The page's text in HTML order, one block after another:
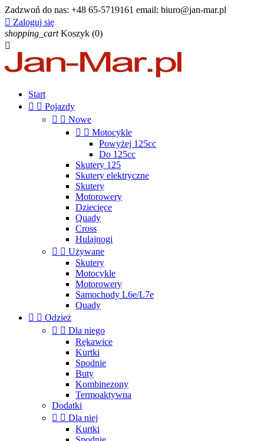
Zadzwoń do nas: +48 65-5719161 email: biuro@jan-mar.pl
 Zaloguj się
shopping_cart Koszyk (0)

Start
  Pojazdy
  Nowe
  Motocykle
Powyżej 125cc
Do 125cc
Skutery 125
Skutery elektryczne
Skutery
Motorowery
Dziecięce
Quady
Cross
Hulajnogi
  Używane
Skutery
Motocykle
Motorowery
Samochody L6e/L7e
Quady
  Odzież
  Dla niego
Rękawice
Kurtki
Spodnie
Buty
Kombinezony
Termoaktywna
Dodatki
  Dla niej
Kurtki